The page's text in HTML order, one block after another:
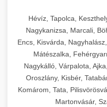
Hévíz, Tapolca,
Nagykanizsa, Marcali,
Encs, Kisvárda,
Mátészalka,
Nagykálló, Várpalota,
Oroszlány, Kisbér,
Komárom, Tata,
Martonvásár,